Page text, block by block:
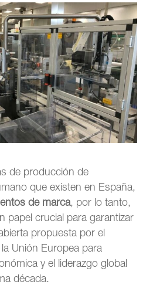
de producción de
que existen en España,
de marca, por lo tanto,
papel crucial para garantizar
propuesta por el
Unión Europea para
y el liderazgo global
década.